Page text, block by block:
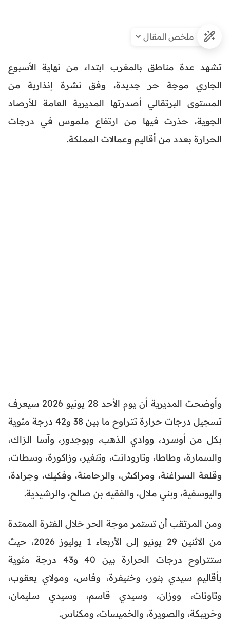
ملخص المقال
تشهد عدة مناطق بالمغرب ابتداء من نهاية الأسبوع
الجاري موجة حر جديدة، وفق نشرة إنذارية من
المستوى البرتقالي أصدرتها المديرية العامة للأرصاد
الجوية، حذرت فيها من ارتفاع ملموس في درجات
الحرارة بعدد من أقاليم وعمالات المملكة.
وأوضحت المديرية أن يوم الأحد 28 يونيو 2026 سيعرف
تسجيل درجات حرارة تتراوح ما بين 38 و42 درجة مئوية
بكل من أوسرد، ووادي الذهب، وبوجدور، وآسا الزاك،
والسمارة، وطاطا، وتارودانت، وتنغير، وزاكورة، وسطات،
وقلعة السراغنة، ومراكش، والرحامنة، وفكيك، وجرادة،
واليوسفية، وبني ملال، والفقيه بن صالح، والرشيدية.
ومن المرتقب أن تستمر موجة الحر خلال الفترة الممتدة
من الاثنين 29 يونيو إلى الأربعاء 1 يوليوز 2026، حيث
ستتراوح درجات الحرارة بين 40 و43 درجة مئوية
بأقاليم سيدي بنور، وخنيفرة، وفاس، ومولاي يعقوب،
وتاونات، ووزان، وسيدي قاسم، وسيدي سليمان،
وخريبكة، والصويرة، والخميسات، ومكناس.